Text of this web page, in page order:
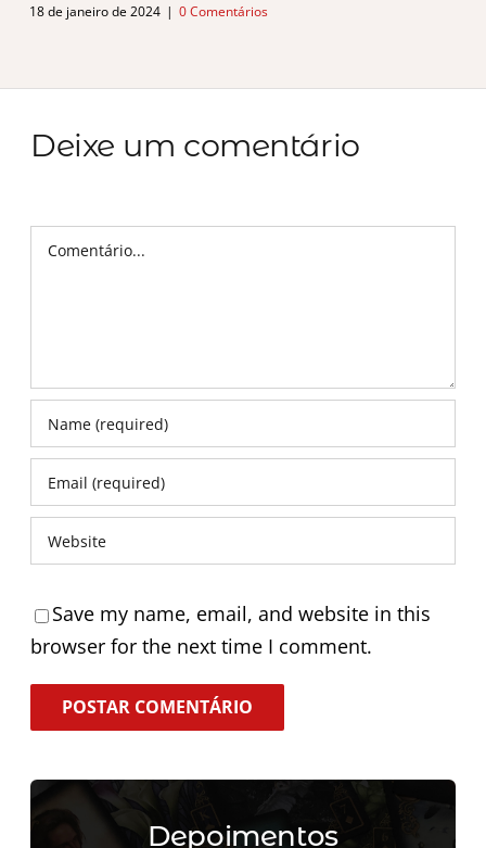
18 de janeiro de 2024 | 0 Comentários
Deixe um comentário
Comentário
Save my name, email, and website in this
browser for the next time I comment.
Depoimentos